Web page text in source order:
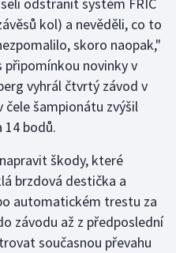
odstranit systém FRIC
kol) a nevěděli, co to
skoro naopak,"
připomínkou novinky v
vyhrál čtvrtý závod v
čele šampionátu zvýšil
bodů.
škody, které
brzdová destička a
automatickém trestu za
závodu až z předposlední
současnou převahu